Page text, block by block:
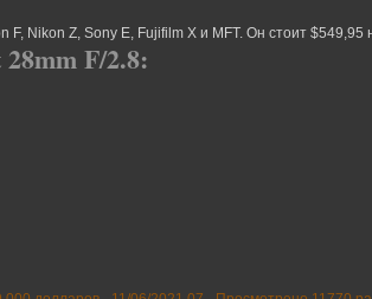
F, Nikon Z, Sony E, Fujifilm X и MFT. Он стоит
F/2.8: